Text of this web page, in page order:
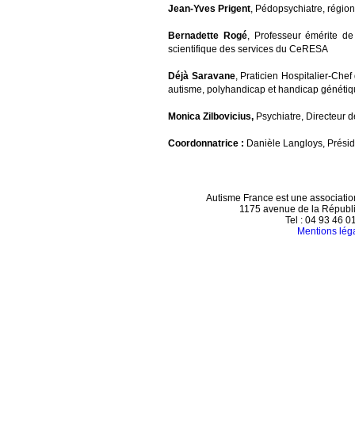
Jean-Yves Prigent, Pédopsychiatre,
Bernadette Rogé, Professeur émérite
scientifique des services du CeRESA
Déjà Saravane, Praticien Hospitalier-
autisme, polyhandicap et handicap
Monica Zilbovicius, Psychiatre, Directeur
Coordonnatrice : Danièle Langloys,
Autisme France est une
1175 avenue de la
Tel : 04 93 46
Mentions